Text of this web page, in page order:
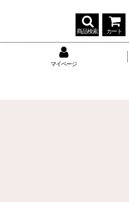
商品検索 カート
マイページ